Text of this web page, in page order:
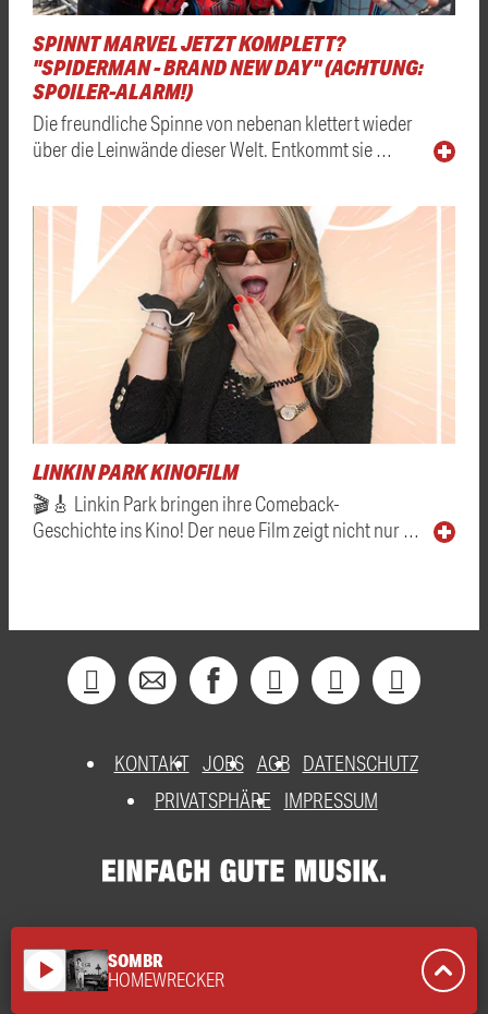
SPINNT MARVEL JETZT KOMPLETT?
"SPIDERMAN - BRAND NEW DAY" (ACHTUNG:
SPOILER-ALARM!)
Die freundliche Spinne von nebenan klettert wieder
über die Leinwände dieser Welt. Entkommt sie …
LINKIN PARK KINOFILM
🎬🎸 Linkin Park bringen ihre Comeback-
Geschichte ins Kino! Der neue Film zeigt nicht nur …
KONTAKT JOBS AGB DATENSCHUTZ
PRIVATSPHÄRE
IMPRESSUM
play_arrow SOMBR
HOMEWRECKER